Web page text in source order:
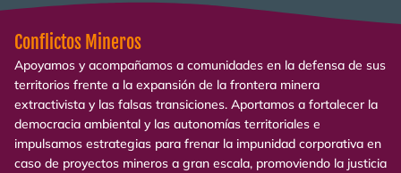
Conflictos Mineros
Apoyamos y acompañamos a comunidades en la defensa de sus
territorios frente a la expansión de la frontera minera
extractivista y las falsas transiciones. Aportamos a fortalecer la
democracia ambiental y las autonomías territoriales e
impulsamos estrategias para frenar la impunidad corporativa en
caso de proyectos mineros a gran escala, promoviendo la justicia